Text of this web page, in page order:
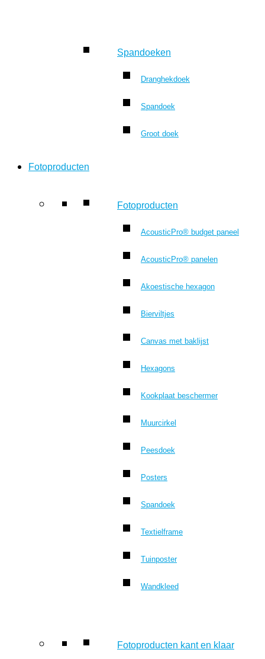
Spandoeken
Dranghekdoek
Spandoek
Groot doek
Fotoproducten
Fotoproducten
AcousticPro® budget paneel
AcousticPro® panelen
Akoestische hexagon
Bierviltjes
Canvas met baklijst
Hexagons
Kookplaat beschermer
Muurcirkel
Peesdoek
Posters
Spandoek
Textielframe
Tuinposter
Wandkleed
Fotoproducten kant en klaar